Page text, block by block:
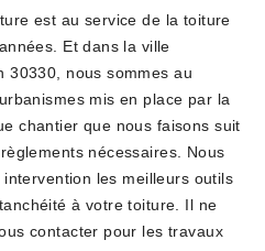
est au service de la toiture
Et dans la ville
30330, nous sommes au
mis en place par la
chantier que nous faisons suit
nécessaires. Nous
les meilleurs outils
à votre toiture. Il ne
contacter pour les travaux